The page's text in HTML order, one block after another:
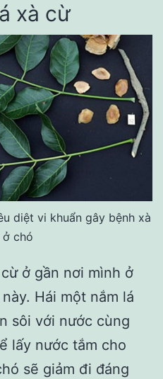
xà cừ
diệt vi khuẩn gây bệnh xà
ở chó
ở gần nơi mình ở
Hái một nắm lá
sôi với nước cùng
lấy nước tắm cho
sẽ giảm đi đáng